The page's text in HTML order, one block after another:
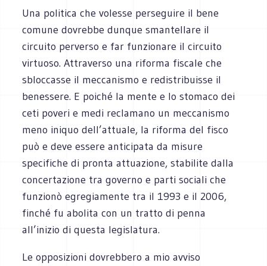
Una politica che volesse perseguire il bene
comune dovrebbe dunque smantellare il
circuito perverso e far funzionare il circuito
virtuoso. Attraverso una riforma fiscale che
sbloccasse il meccanismo e redistribuisse il
benessere. E poiché la mente e lo stomaco dei
ceti poveri e medi reclamano un meccanismo
meno iniquo dell’attuale, la riforma del fisco
può e deve essere anticipata da misure
specifiche di pronta attuazione, stabilite dalla
concertazione tra governo e parti sociali che
funzionò egregiamente tra il 1993 e il 2006,
finché fu abolita con un tratto di penna
all’inizio di questa legislatura.
Le opposizioni dovrebbero a mio avviso